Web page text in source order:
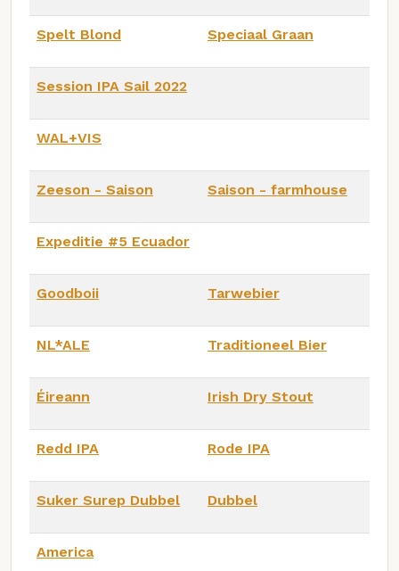
Spelt Blond Speciaal Graan
Session IPA Sail 2022
WAL+VIS
Zeeson - Saison Saison - farmhouse
Expeditie #5 Ecuador
Goodboii Tarwebier
NL*ALE Traditioneel Bier
Éireann Irish Dry Stout
Redd IPA Rode IPA
Suker Surep Dubbel Dubbel
America